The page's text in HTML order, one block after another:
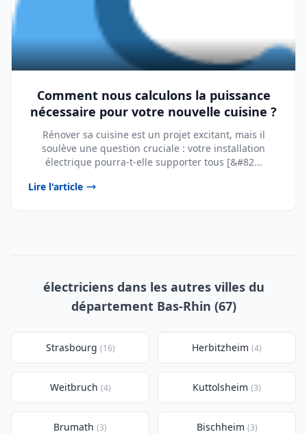
Comment nous calculons la puissance
nécessaire pour votre nouvelle cuisine ?
Rénover sa cuisine est un projet excitant, mais il
soulève une question cruciale : votre installation
électrique pourra-t-elle supporter tous [&#82...
Lire l'article
électriciens dans les autres villes du
département Bas-Rhin (67)
Strasbourg (16) Herbitzheim (4)
Weitbruch (4) Kuttolsheim (3)
Brumath (3) Bischheim (3)